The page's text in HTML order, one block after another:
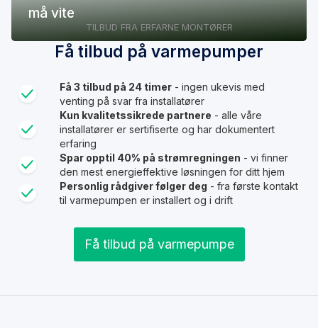
må vite
TILBUD FRA ERFARNE MONTØRER
Få tilbud på varmepumper
Få 3 tilbud på 24 timer - ingen ukevis med
venting på svar fra installatører
Kun kvalitetssikrede partnere - alle våre
installatører er sertifiserte og har dokumentert
erfaring
Spar opptil 40% på strømregningen - vi finner
den mest energieffektive løsningen for ditt hjem
Personlig rådgiver følger deg - fra første kontakt
til varmepumpen er installert og i drift
Få tilbud på varmepumpe